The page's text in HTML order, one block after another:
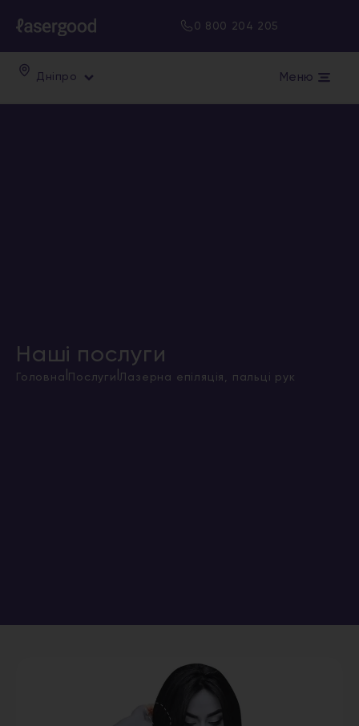
0 800 204 205
Дніпро Меню
Наші послуги
Головна Послуги Лазерна епіляція, пальці рук